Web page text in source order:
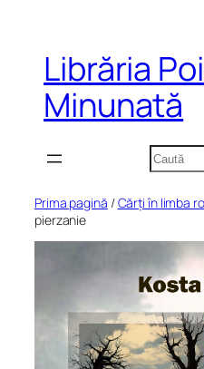
conținutLibrăria
Minunată
Caută
Prima pagină /Cărți în limba
pierzanie